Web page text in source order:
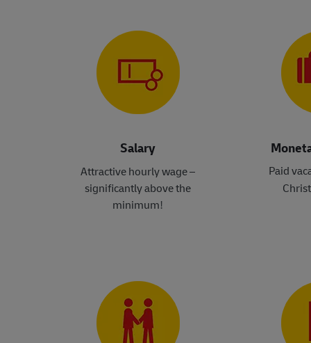
Salary
Attractive hourly wage –
significantly above the
minimum!​​​​​​​
Paid